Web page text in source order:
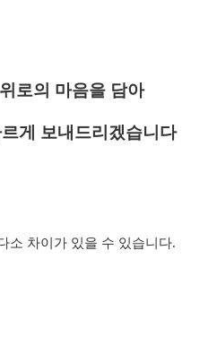
로의 마음을 담아
게 보내드리겠습니다
소 차이가 있을 수 있습니다.